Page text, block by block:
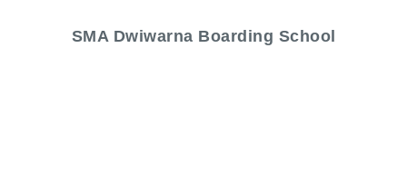
SMA Dwiwarna Boarding School